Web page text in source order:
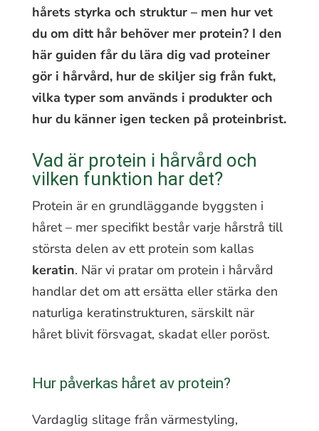
hårets styrka och struktur – men hur vet
du om ditt hår behöver mer protein? I den
här guiden får du lära dig vad proteiner
gör i hårvård, hur de skiljer sig från fukt,
vilka typer som används i produkter och
hur du känner igen tecken på proteinbrist.
Vad är protein i hårvård och
vilken funktion har det?
Protein är en grundläggande byggsten i
håret – mer specifikt består varje hårstrå till
största delen av ett protein som kallas
keratin. När vi pratar om protein i hårvård
handlar det om att ersätta eller stärka den
naturliga keratinstrukturen, särskilt när
håret blivit försvagat, skadat eller poröst.
Hur påverkas håret av protein?
Vardaglig slitage från värmestyling,